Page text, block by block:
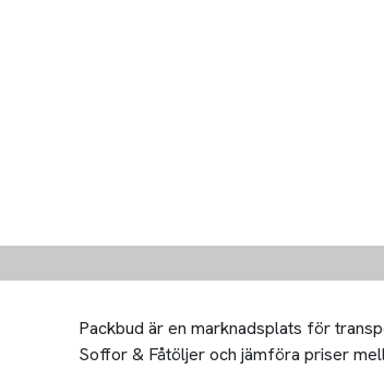
Packbud är en marknadsplats för
Soffor & Fåtöljer och jämföra priser